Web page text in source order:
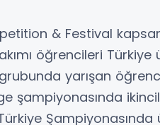
& Festival
öğrencileri Türkiye
yarışan
şampiyonasında
Şampiyonasında